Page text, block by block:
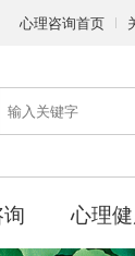
心理咨询首页
心理